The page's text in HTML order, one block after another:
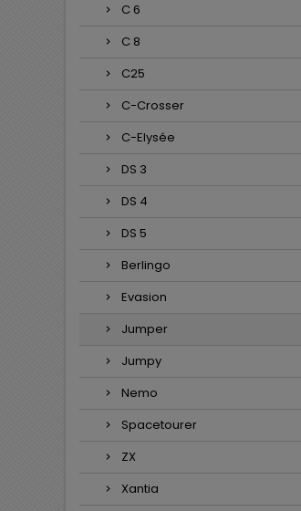
C 6
C 8
C25
C-Crosser
C-Elysée
DS 3
DS 4
DS 5
Berlingo
Evasion
Jumper
Jumpy
Nemo
Spacetourer
ZX
Xantia